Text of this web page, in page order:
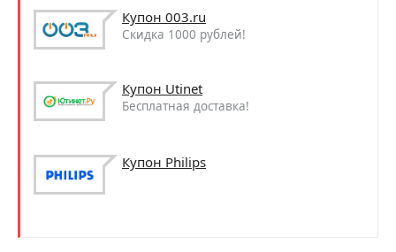
Купон 003.ru
Скидка 1000 рублей!
Купон Utinet
Бесплатная доставка!
Купон Philips